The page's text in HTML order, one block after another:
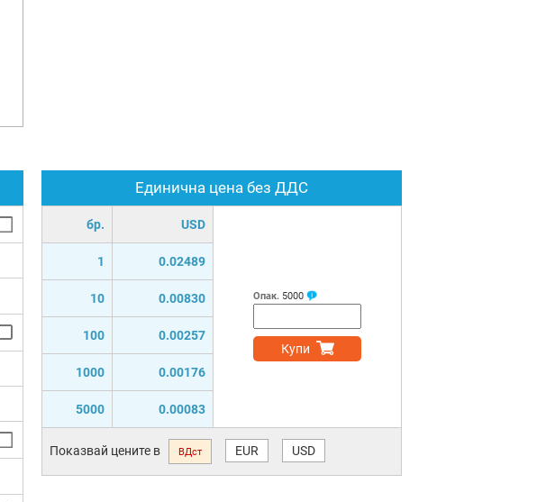
Единична цена без ДДС
бр. USD
1 0.02489
10 0.00830
100 0.00257
1000 0.00176
5000 0.00083
Опак. 5000
Купи
Показвай цените в ВДст EUR USD